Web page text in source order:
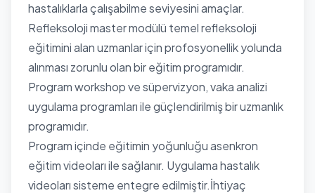
hastalıklarla çalışabilme seviyesini amaçlar.
Refleksoloji master modülü temel refleksoloji
eğitimini alan uzmanlar için profosyonellik yolunda
alınması zorunlu olan bir eğitim programıdır.
Program workshop ve süpervizyon, vaka analizi
uygulama programları ile güçlendirilmiş bir uzmanlık
programıdır.
Program içinde eğitimin yoğunluğu asenkron
eğitim videoları ile sağlanır. Uygulama hastalık
videoları sisteme entegre edilmiştir.İhtiyaç